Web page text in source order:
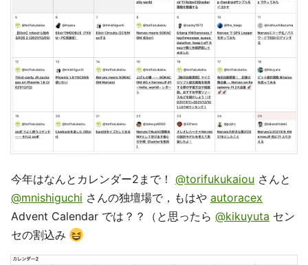
今年はなんとカレンダー2まで！ @torifukukaiou さんと
@mnishiguchi さんの独壇場で，もはや autoracex
Advent Calendar では？？（と思ったら @kikuyuta セン
セの割込み